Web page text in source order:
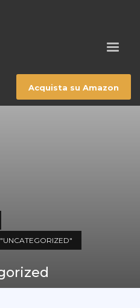
Acquista su Amazon